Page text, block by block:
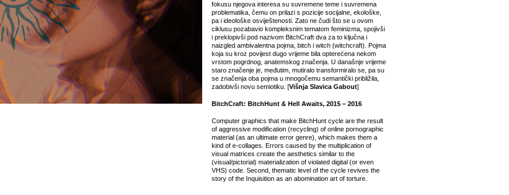
fokusu njegova interesa su suvremene teme i suvremena
problematika, čemu on prilazi s pozicije socijalne, ekološke,
pa i ideološke osviještenosti. Zato ne čudi što se u ovom
ciklusu pozabavio kompleksnim tematom feminizma, spojivši
i preklopivši pod nazivom BitchCraft dva za to ključna i
naizgled ambivalentna pojma, bitch i witch (witchcraft). Pojma
koja su kroz povijest dugo vrijeme bila opterećena nekom
vrstom pogrdnog, anatemskog značenja. U današnje vrijeme
staro značenje je, međutim, mutiralo transformiralo se, pa su
se značenja oba pojma u mnogočemu semantički približila,
zadobivši novu semiotiku. [Višnja Slavica Gabout]
BitchCraft: BitchHunt & Hell Awaits, 2015 – 2016
Computer graphics that make BitchHunt cycle are the result
of aggressive modification (recycling) of online pornographic
material (as an ultimate error genre), which makes them a
kind of e-collages. Errors caused by the multiplication of
visual matrices create the aesthetics similar to the
(visual/pictorial) materialization of violated digital (or even
VHS) code. Second, thematic level of the cycle revives the
story of the Inquisition as an abomination art of torture.